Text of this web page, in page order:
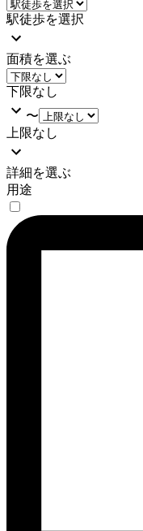
駅徒歩を選択
面積を選ぶ
下限なし
〜
上限なし
詳細を選ぶ
用途